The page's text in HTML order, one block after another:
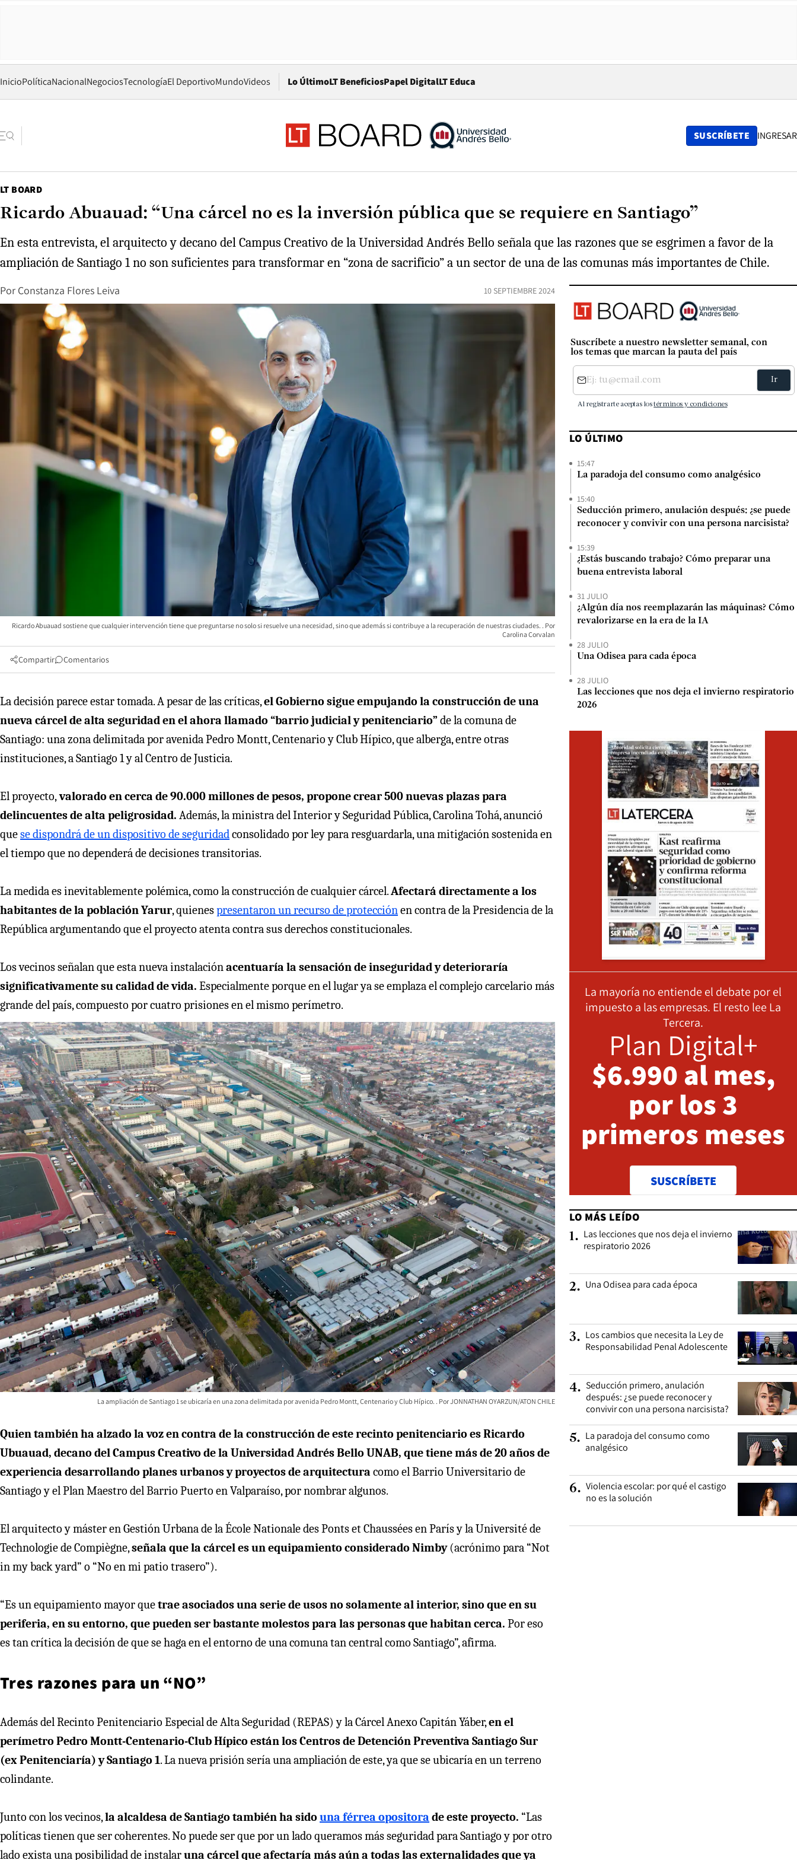
InicioPolíticaNacionalNegociosTecnologíaEl DeportivoMundoVideos Lo ÚltimoLT BeneficiosPapel DigitalOpens in new window
LT Educa
SUSCRÍBETE INGRESAR
LT BOARD
Ricardo Abuauad: “Una cárcel no es la inversión pública que se requiere en Santiago”
En esta entrevista, el arquitecto y decano del Campus Creativo de la Universidad Andrés Bello señala que las razones que se esgrimen a favor de la
ampliación de Santiago 1 no son suficientes para transformar en “zona de sacrificio” a un sector de una de las comunas más importantes de Chile.
Por Constanza Flores Leiva 10 SEPTIEMBRE 2024
Ricardo Abuauad sostiene que cualquier intervención tiene que preguntarse no solo si resuelve una necesidad, sino que además si contribuye a la recuperación de nuestras ciudades.
Carolina Corvalan
Compartir Comentarios
La decisión parece estar tomada. A pesar de las críticas,el Gobierno sigue empujando la construcción de una
nueva cárcel de alta seguridad en el ahora llamado “barrio judicial y penitenciario” de la comuna de
Santiago: una zona delimitada por avenida Pedro Montt, Centenario y Club Hípico, que alberga, entre otras
instituciones, a Santiago 1 y al Centro de Justicia.
El proyecto,valorado en cerca de 90.000 millones de pesos, propone crear 500 nuevas plazas para
delincuentes de alta peligrosidad. Además, la ministra del Interior y Seguridad Pública, Carolina Tohá, anunció
quese dispondrá de un dispositivo de seguridadconsolidado por ley para resguardarla, una mitigación sostenida en
el tiempo que no dependerá de decisiones transitorias.
La medida es inevitablemente polémica, como la construcción de cualquier cárcel.Afectará directamente a los
habitantes de la población Yarur, quienespresentaron un recurso de protecciónen contra de la Presidencia de la
República argumentando que el proyecto atenta contra sus derechos constitucionales.
Los vecinos señalan que esta nueva instalaciónacentuaría la sensación de inseguridad y deterioraría
significativamente su calidad de vida. Especialmente porque en el lugar ya se emplaza el complejo carcelario más
grande del país, compuesto por cuatro prisiones en el mismo perímetro.
La ampliación de Santiago 1 se ubicaría en una zona delimitada por avenida Pedro Montt, Centenario y Club Hípico. JONNATHAN OYARZUN/ATON CHILE
Quien también ha alzado la voz en contra de la construcción de este recinto penitenciario es Ricardo
Ubuauad, decano del Campus Creativo de la Universidad Andrés Bello UNAB, que tiene más de 20 años de
experiencia desarrollando planes urbanos y proyectos de arquitectura como el Barrio Universitario de
Santiago y el Plan Maestro del Barrio Puerto en Valparaíso, por nombrar algunos.
El arquitecto y máster en Gestión Urbana de la École Nationale des Ponts et Chaussées en París y la Université de
Technologie de Compiègne,señala que la cárcel es un equipamiento considerado Nimby(acrónimo para “Not
in my back yard” o “No en mi patio trasero”).
“Es un equipamiento mayor quetrae asociados una serie de usos no solamente al interior, sino que en su
periferia, en su entorno, que pueden ser bastante molestos para las personas que habitan cerca. Por eso
es tan crítica la decisión de que se haga en el entorno de una comuna tan central como Santiago”, afirma.
Tres razones para un “NO”
Además del Recinto Penitenciario Especial de Alta Seguridad (REPAS) y la Cárcel Anexo Capitán Yáber,en el
perímetro Pedro Montt-Centenario-Club Hípico están los Centros de Detención Preventiva Santiago Sur
(ex Penitenciaría) y Santiago 1. La nueva prisión sería una ampliación de este, ya que se ubicaría en un terreno
colindante.
Junto con los vecinos,la alcaldesa de Santiago también ha sido una férrea opositora de este proyecto. “Las
políticas tienen que ser coherentes. No puede ser que por un lado queramos más seguridad para Santiago y por otro
lado exista una posibilidad de instalaruna cárcel que afectaría más aún a todas las externalidades que ya
Suscríbete a nuestro newsletter semanal, con
los temas que marcan la pauta del país
LO ÚLTIMO
15:47
La paradoja del consumo como analgésico
15:40
Seducción primero, anulación después: ¿se puede
reconocer y convivir con una persona narcisista?
15:39
¿Estás buscando trabajo? Cómo preparar una
buena entrevista laboral
31 JULIO
¿Algún día nos reemplazarán las máquinas? Cómo
revalorizarse en la era de la IA
28 JULIO
Una Odisea para cada época
28 JULIO
Las lecciones que nos deja el invierno respiratorio
2026
La mayoría no entiende el debate por el
impuesto a las empresas. El resto lee La
Tercera.
Plan Digital+
$6.990 al mes,
por los 3
primeros meses
SUSCRÍBETE
LO MÁS LEÍDO
1. Las lecciones que nos deja el invierno
respiratorio 2026
2. Una Odisea para cada época
3. Los cambios que necesita la Ley de
Responsabilidad Penal Adolescente
4. Seducción primero, anulación
después: ¿se puede reconocer y
convivir con una persona narcisista?
5. La paradoja del consumo como
analgésico
6. Violencia escolar: por qué el castigo
no es la solución